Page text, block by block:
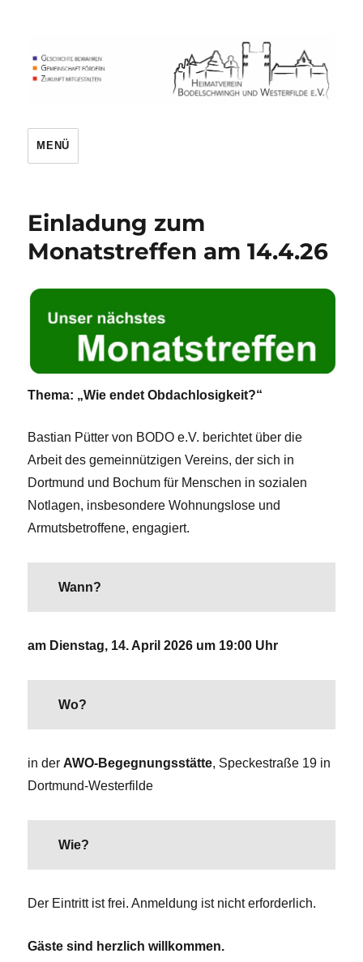
MENÜ
Einladung zum
Monatstreffen am 14.4.26
Thema: „Wie endet Obdachlosigkeit?“
Bastian Pütter von BODO e.V. berichtet über die
Arbeit des gemeinnützigen Vereins, der sich in
Dortmund und Bochum für Menschen in sozialen
Notlagen, insbesondere Wohnungslose und
Armutsbetroffene, engagiert.
Wann?
am Dienstag, 14. April 2026 um 19:00 Uhr
Wo?
in derAWO-Begegnungsstätte, Speckestraße 19 in
Dortmund-Westerfilde
Wie?
Der Eintritt ist frei. Anmeldung ist nicht erforderlich.
Gäste sind herzlich willkommen.